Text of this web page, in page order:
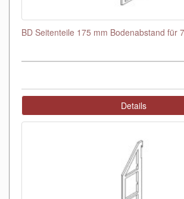
BD Seitenteile 175 mm Bodenabstand für
Details